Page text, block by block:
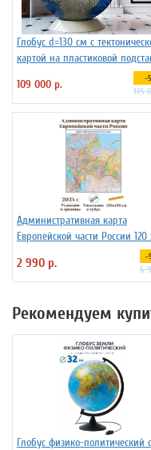
Глобус d=130 см с
картой на пластиковой
109 000 р.
-
115
Административная карта
Европейской части России 120
2 990 р. -
6
Рекомендуем
Глобус физико-политический с